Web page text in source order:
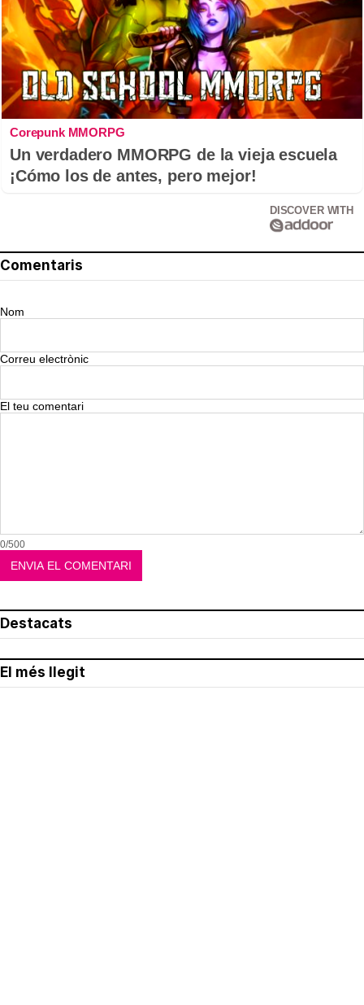
Corepunk MMORPG
Un verdadero MMORPG de la vieja escuela
¡Cómo los de antes, pero mejor!
DISCOVER WITH
Comentaris
Nom
Correu electrònic
El teu comentari
0/500
Destacats
El més llegit